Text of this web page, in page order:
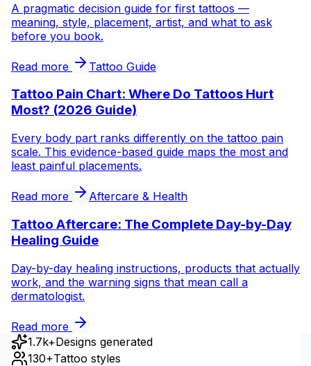
A pragmatic decision guide for first tattoos —
meaning, style, placement, artist, and what to ask
before you book.
Read more Tattoo Guide
Tattoo Pain Chart: Where Do Tattoos Hurt
Most? (2026 Guide)
Every body part ranks differently on the tattoo pain
scale. This evidence-based guide maps the most and
least painful placements.
Read more Aftercare & Health
Tattoo Aftercare: The Complete Day-by-Day
Healing Guide
Day-by-day healing instructions, products that actually
work, and the warning signs that mean call a
dermatologist.
Read more
1.7k+Designs generated
130+Tattoo styles